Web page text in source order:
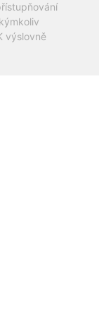
výslovně